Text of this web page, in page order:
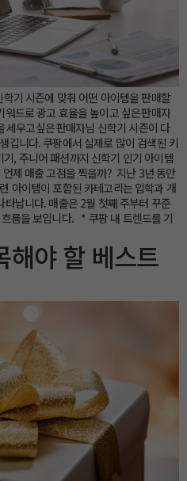
기 시즌에 맞춰 어떤 아이템을 판매할
드로 광고 효율을 높이고 싶은 판매자
우고 싶은 판매자님 신학기 시즌이 다
깁니다. 쿠팡에서 실제로 많이 검색된 키
, 주니어 패션까지 신학기 인기 아이템
제 매출 고점을 찍을까? 지난 3년 동안
아이템이 포함된 카테고리는 입학과 개
납니다. 매출은 2월 첫째 주부터 꾸준
름을 보입니다. * 쿠팡 내 트렌드를 기
해야 할 베스트